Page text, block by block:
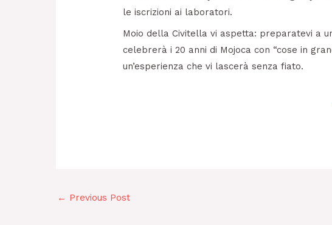
le iscrizioni ai laboratori.
Moio della Civitella vi aspetta: preparatevi a
celebrerà i 20 anni di Mojoca con “cose in
un’esperienza che vi lascerà senza fiato.
← Previous Post